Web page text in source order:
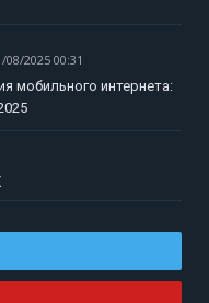
08/2025 00:31
мобильного интернета: